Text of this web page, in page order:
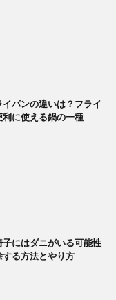
イパンの違いは？フライ
利に使える鍋の一種
子にはダニがいる可能性
する方法とやり方